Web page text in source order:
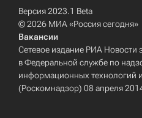
Версия 2023.1 Beta
© 2026 МИА «Россия сегодня»
Вакансии
Сетевое издание РИА Новости
в Федеральной службе по
информационных технологий
(Роскомнадзор) 08 апреля